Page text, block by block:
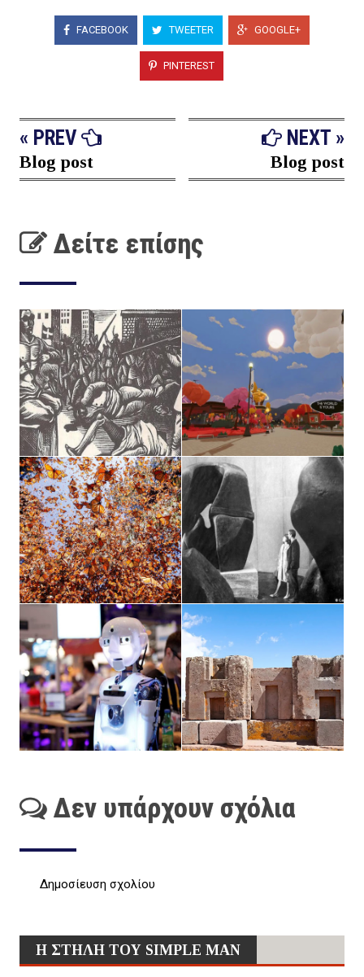
FACEBOOK TWEETER GOOGLE+
PINTEREST
« PREV
Blog post
NEXT »
Blog post
Δείτε επίσης
Δεν υπάρχουν σχόλια
Δημοσίευση σχολίου
Η ΣΤΗΛΗ ΤΟΥ SIMPLE MAN